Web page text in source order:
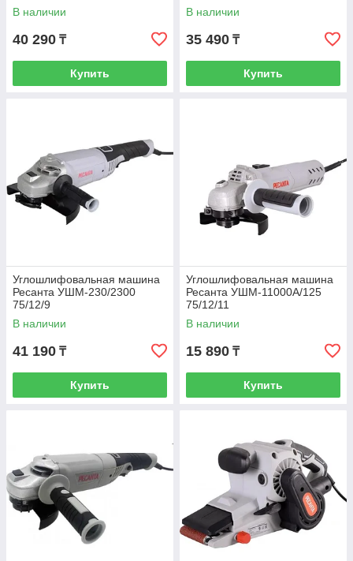
В наличии
40 290 ₸
Купить
В наличии
35 490 ₸
Купить
Углошлифовальная машина
Ресанта УШМ-230/2300
75/12/9
В наличии
41 190 ₸
Купить
Углошлифовальная машина
Ресанта УШМ-11000А/125
75/12/11
В наличии
15 890 ₸
Купить